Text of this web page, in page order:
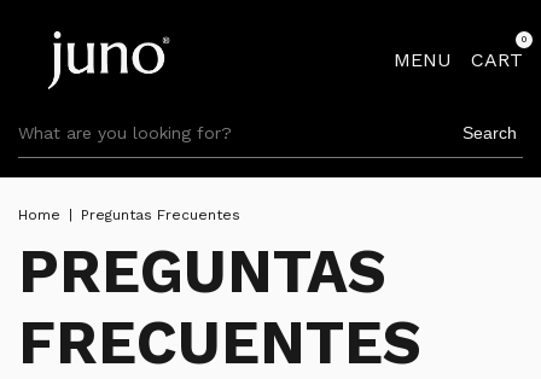
MENU CART
0
Search
Home Preguntas Frecuentes
PREGUNTAS
FRECUENTES